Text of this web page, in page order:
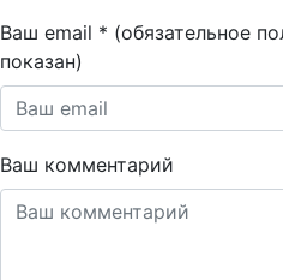
Ваш email * (обязательное
показан)
Ваш комментарий